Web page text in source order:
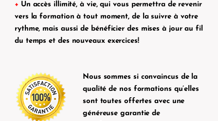
+ Un accès illimité, à vie, qui vous permettra de revenir
vers la formation à tout moment, de la suivre à votre
rythme, mais aussi de bénéficier des mises à jour au fil
du temps et des nouveaux exercices!
Nous sommes si convaincus de la
qualité de nos formations qu’elles
sont toutes offertes avec une
généreuse garantie de